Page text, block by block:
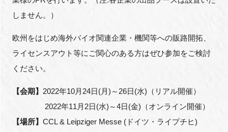
しません。）
欧州をはじめ海外バイオ関連企業・機関等への販路開拓、
ライセンスアウト等にご関心のある方はぜひ参加をご検討
ください。
【会期】 2022年10月 24日(月) ～ 26日(水) （リアル開催）
2022年11 月 2日(水) ～4日(金) （オンライン開催）
【場所】 CCL & Leipziger Messe (ドイツ・ライプチヒ)